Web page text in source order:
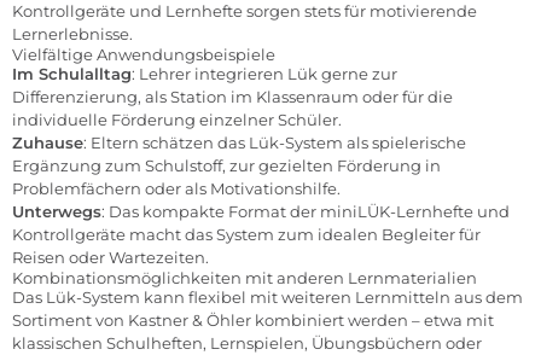
Kontrollgeräte und Lernhefte sorgen stets für motivierende
Lernerlebnisse.
Vielfältige Anwendungsbeispiele
Im Schulalltag: Lehrer integrieren Lük gerne zur
Differenzierung, als Station im Klassenraum oder für die
individuelle Förderung einzelner Schüler.
Zuhause: Eltern schätzen das Lük-System als spielerische
Ergänzung zum Schulstoff, zur gezielten Förderung in
Problemfächern oder als Motivationshilfe.
Unterwegs: Das kompakte Format der miniLÜK-Lernhefte und
Kontrollgeräte macht das System zum idealen Begleiter für
Reisen oder Wartezeiten.
Kombinationsmöglichkeiten mit anderen Lernmaterialien
Das Lük-System kann flexibel mit weiteren Lernmitteln aus dem
Sortiment von Kastner & Öhler kombiniert werden – etwa mit
klassischen Schulheften, Lernspielen, Übungsbüchern oder